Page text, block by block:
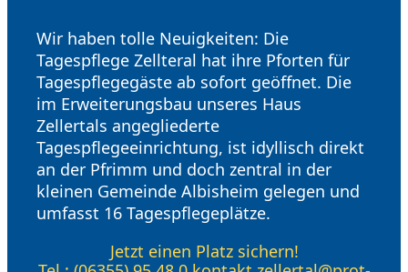
Wir haben tolle Neuigkeiten: Die
Tagespflege Zellteral hat ihre Pforten für
Tagespflegegäste ab sofort geöffnet. Die
im Erweiterungsbau unseres Haus
Zellertals angegliederte
Tagespflegeeinrichtung, ist idyllisch direkt
an der Pfrimm und doch zentral in der
kleinen Gemeinde Albisheim gelegen und
umfasst 16 Tagespflegeplätze.
Jetzt einen Platz sichern!